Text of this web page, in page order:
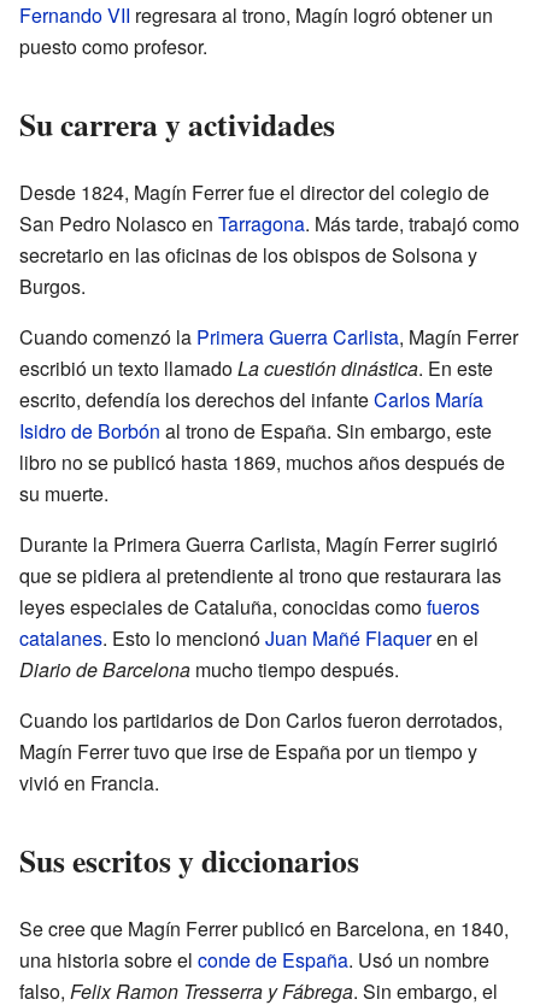
Fernando VII regresara al trono, Magín logró obtener un
puesto como profesor.
Su carrera y actividades
Desde 1824, Magín Ferrer fue el director del colegio de
San Pedro Nolasco en Tarragona. Más tarde, trabajó como
secretario en las oficinas de los obispos de Solsona y
Burgos.
Cuando comenzó la Primera Guerra Carlista, Magín Ferrer
escribió un texto llamadoLa cuestión dinástica. En este
escrito, defendía los derechos del infanteCarlos María
Isidro de Borbón al trono de España. Sin embargo, este
libro no se publicó hasta 1869, muchos años después de
su muerte.
Durante la Primera Guerra Carlista, Magín Ferrer sugirió
que se pidiera al pretendiente al trono que restaurara las
leyes especiales de Cataluña, conocidas comofueros
catalanes. Esto lo mencionóJuan Mañé Flaqueren el
Diario de Barcelona mucho tiempo después.
Cuando los partidarios de Don Carlos fueron derrotados,
Magín Ferrer tuvo que irse de España por un tiempo y
vivió en Francia.
Sus escritos y diccionarios
Se cree que Magín Ferrer publicó en Barcelona, en 1840,
una historia sobre el conde de España. Usó un nombre
falso, Felix Ramon Tresserra y Fábrega. Sin embargo, el